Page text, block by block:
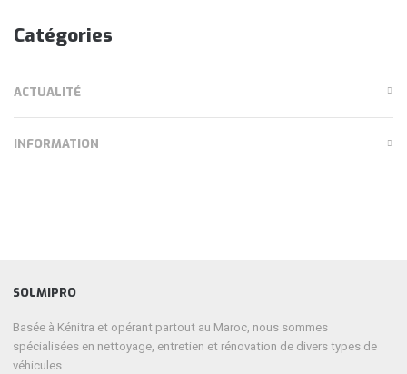
Catégories
ACTUALITÉ
INFORMATION
SOLMIPRO
Basée à Kénitra et opérant partout au Maroc, nous sommes
spécialisées en nettoyage, entretien et rénovation de divers types de
véhicules.